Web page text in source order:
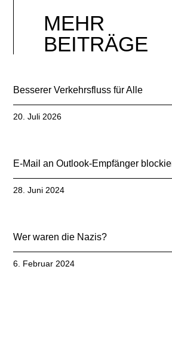
MEHR
BEITRÄGE
Besserer Verkehrsfluss für Alle
20. Juli 2026
E-Mail an Outlook-Empfänger
28. Juni 2024
Wer waren die Nazis?
6. Februar 2024